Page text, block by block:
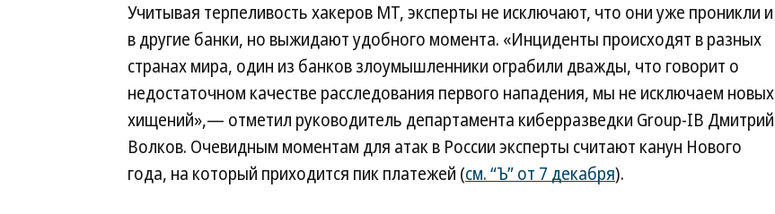
Учитывая терпеливость хакеров МТ, эксперты не исключают, что они уже проникли и
в другие банки, но выжидают удобного момента. «Инциденты происходят в разных
странах мира, один из банков злоумышленники ограбили дважды, что говорит о
недостаточном качестве расследования первого нападения, мы не исключаем новых
хищений»,— отметил руководитель департамента киберразведки Group-IB Дмитрий
Волков. Очевидным моментам для атак в России эксперты считают канун Нового
года, на который приходится пик платежей (см. “Ъ” от 7 декабря).